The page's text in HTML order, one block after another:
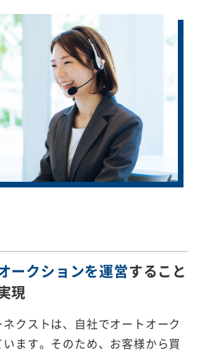
ークションを運営すること
現
クストは、自社でオートオーク
ます。そのため、お客様から買